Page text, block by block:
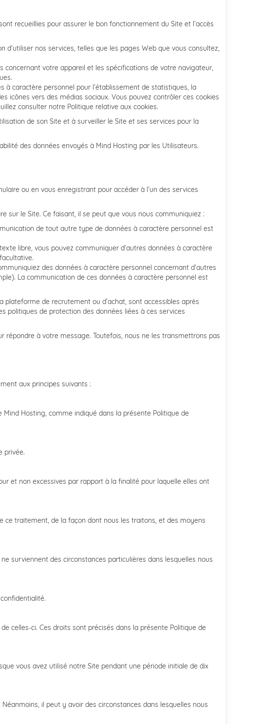
recueillies pour assurer le bon fonctionnement du Site et l’accès
nos services, telles que les pages Web que vous consultez,
concernant votre appareil et les spécifications de votre navigateur,
à caractère personnel pour l’établissement de statistiques, la
icônes vers des médias sociaux. Vous pouvez contrôler ces cookies
consulter notre Politique relative aux cookies.
de son Site et à surveiller le Site et ses services pour la
des données envoyés à Mind Hosting par les Utilisateurs.
ou en vous enregistrant pour accéder à l’un des services
sur le Site. Ce faisant, il se peut que vous nous communiquiez :
de tout autre type de données à caractère personnel est
libre, vous pouvez communiquer d’autres données à caractère
des données à caractère personnel concernant d’autres
La communication de ces données à caractère personnel est
plateforme de recrutement ou d’achat, sont accessibles après
politiques de protection des données liées à ces services
répondre à votre message. Toutefois, nous ne les transmettrons pas
aux principes suivants :
Hosting, comme indiqué dans la présente Politique de
privée.
et non excessives par rapport à la finalité pour laquelle elles ont
traitement, de la façon dont nous les traitons, et des moyens
surviennent des circonstances particulières dans lesquelles nous
celles-ci. Ces droits sont précisés dans la présente Politique de
vous avez utilisé notre Site pendant une période initiale de dix
il peut y avoir des circonstances dans lesquelles nous